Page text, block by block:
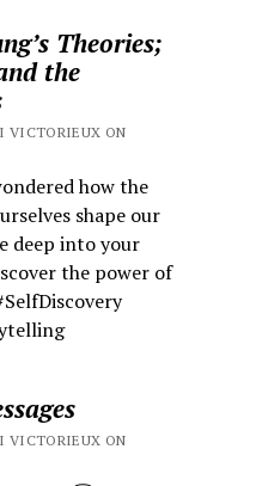
Theories;
the
VICTORIEUX ON
how the
shape our
deep into your
the power of
VICTORIEUX ON